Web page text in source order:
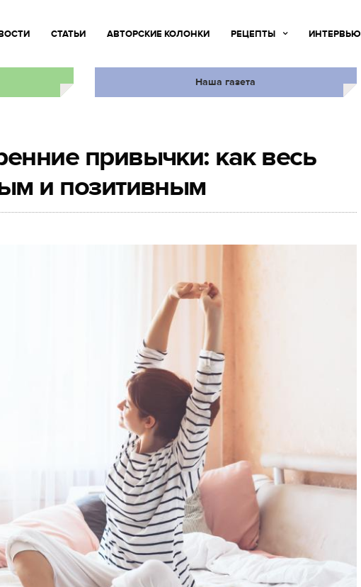
СТАТЬИ АВТОРСКИЕ КОЛОНКИ РЕЦЕПТЫ ИНТЕРВЬЮ
Наша газета
привычки: как весь
и позитивным